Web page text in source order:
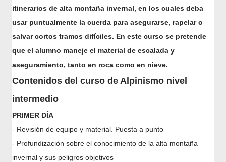
itinerarios de alta montaña invernal, en los cuales deba
usar puntualmente la cuerda para asegurarse, rapelar o
salvar cortos tramos difíciles. En este curso se pretende
que el alumno maneje el material de escalada y
aseguramiento, tanto en roca como en nieve.
Contenidos del curso de Alpinismo nivel
intermedio
PRIMER DÍA
- Revisión de equipo y material. Puesta a punto
- Profundización sobre el conocimiento de la alta montaña
invernal y sus peligros objetivos